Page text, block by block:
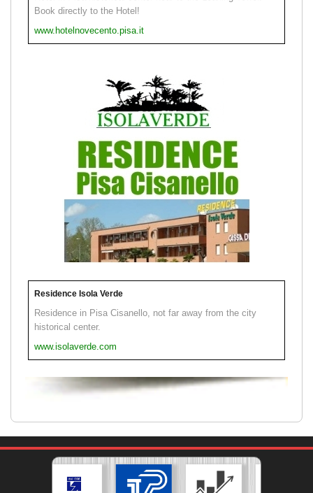
Book directly to the Hotel!
www.hotelnovecento.pisa.it
Residence Isola Verde
Residence in Pisa Cisanello, not far away from the city
historical center.
www.isolaverde.com